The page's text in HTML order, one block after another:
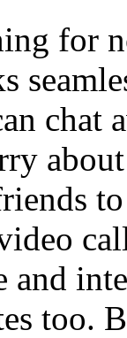
for
chat
and
too.